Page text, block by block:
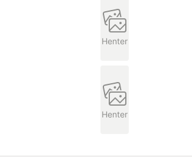
Henter
Henter